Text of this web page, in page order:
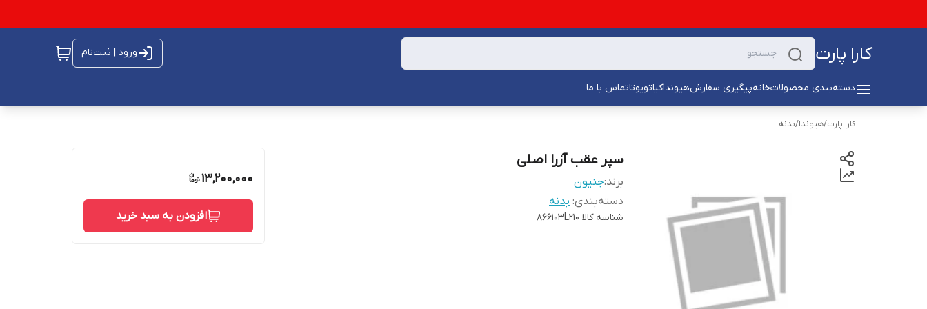
کارا پارت ورود | ثبت‌نام
دسته‌بندی محصولاتخانهپیگیری سفارشهیونداکیاتویوتاتماس با ما
کارا پارت/هیوندا/بدنه
سپر عقب آزرا اصلی
برند:جنیون
دسته‌بندی: بدنه
شناسه کالا 866103L210
13,200,000
افزودن به سبد خرید